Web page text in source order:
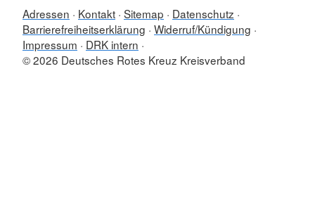
Adressen Kontakt Sitemap
Datenschutz
Barrierefreiheitserklärung Widerruf/Kündigung
Impressum
DRK intern
© 2026 Deutsches Rotes Kreuz Kreisverband